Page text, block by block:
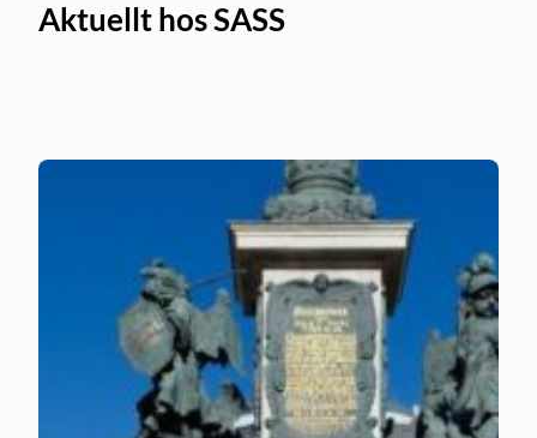
Aktuellt hos SASS